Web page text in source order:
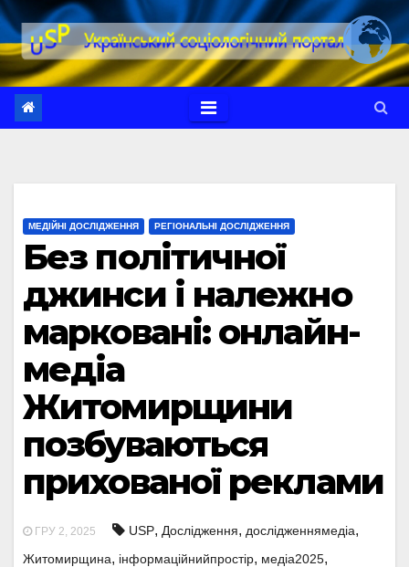
Перейти
до
вмісту
МЕДІЙНІ ДОСЛІДЖЕННЯ РЕГІОНАЛЬНІ ДОСЛІДЖЕННЯ
Без політичної
джинси і належно
марковані: онлайн-
медіа
Житомирщини
позбуваються
прихованої реклами
ГРУ 2, 2025 USP, Дослідження, дослідженнямедіа,
Житомирщина, інформаційнийпростір, медіа2025,